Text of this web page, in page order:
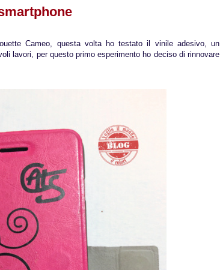
Cameo, questa volta ho testato il vinile adesivo, un
lavori, per questo primo esperimento ho deciso di rinnovare